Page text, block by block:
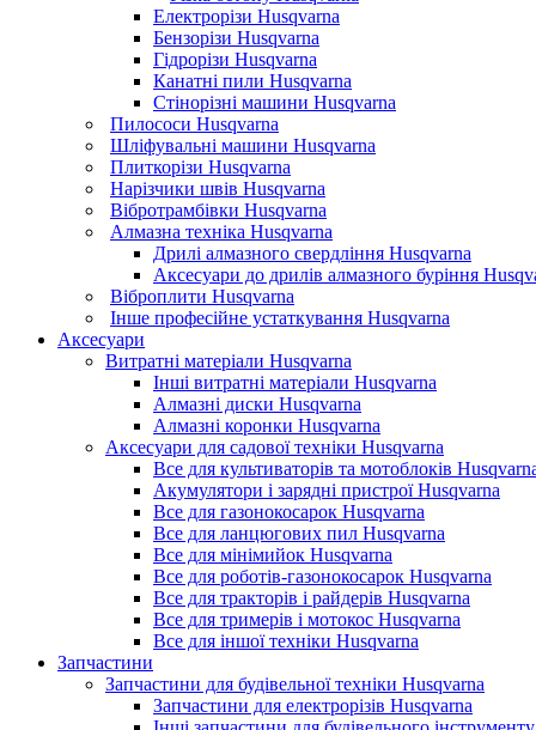
Електрорізи Husqvarna
Бензорізи Husqvarna
Гідрорізи Husqvarna
Канатні пили Husqvarna
Стінорізні машини Husqvarna
Пилососи Husqvarna
Шліфувальні машини Husqvarna
Плиткорізи Husqvarna
Нарізчики швів Husqvarna
Вібротрамбівки Husqvarna
Алмазна техніка Husqvarna
Дрилі алмазного свердління Husqvarna
Аксесуари до дрилів алмазного буріння
Віброплити Husqvarna
Інше професійне устаткування Husqvarna
Аксесуари
Витратні матеріали Husqvarna
Інші витратні матеріали Husqvarna
Алмазні диски Husqvarna
Алмазні коронки Husqvarna
Аксесуари для садової техніки Husqvarna
Все для культиваторів та мотоблоків
Акумулятори і зарядні пристрої Husqvarna
Все для газонокосарок Husqvarna
Все для ланцюгових пил Husqvarna
Все для мінімийок Husqvarna
Все для роботів-газонокосарок Husqvarna
Все для тракторів і райдерів Husqvarna
Все для тримерів і мотокос Husqvarna
Все для іншої техніки Husqvarna
Запчастини
Запчастини для будівельної техніки Husqvarna
Запчастини для електрорізів Husqvarna